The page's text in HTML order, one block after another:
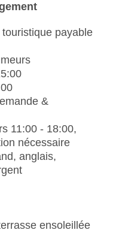
payable
&
11:00 - 18:00,
nécessaire
anglais,
ensoleillée